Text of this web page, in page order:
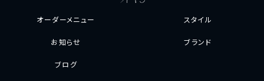
オーダーメニュー
お知らせ
ブログ
スタイル
ブランド